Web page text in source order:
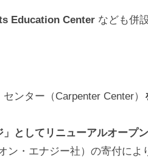
Education Center なども併設
ンター（Carpenter Center）
としてリニューアルオープン
ン・エナジー社）の寄付によ